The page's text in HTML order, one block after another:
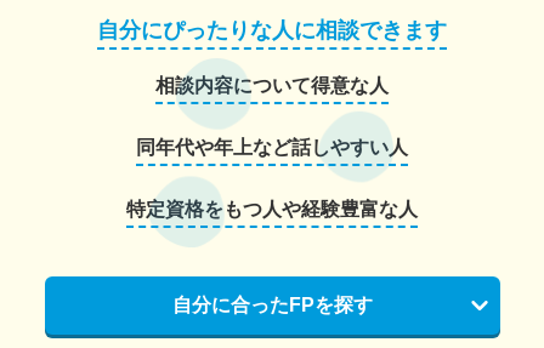
自分にぴったりな人に相談できます
相談内容について得意な人
同年代や年上など話しやすい人
特定資格をもつ人や経験豊富な人
自分に合ったFPを探す